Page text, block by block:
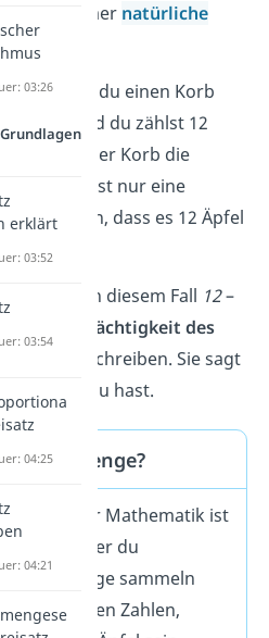
immer natürliche
wenn du einen Korb
hast und du zählst 12
hat dieser Korb die
. Es ist nur eine
Art zu sagen, dass es 12 Äpfel
gibt!
– in diesem Fall 12–
Mächtigkeit des
zu beschreiben. Sie sagt
viele Äpfel du hast.
eine Menge?
in der Mathematik ist
, in der du
Dinge sammeln
Das können Zahlen,
03:26
erklärt
03:52
03:54
04:25
04:21